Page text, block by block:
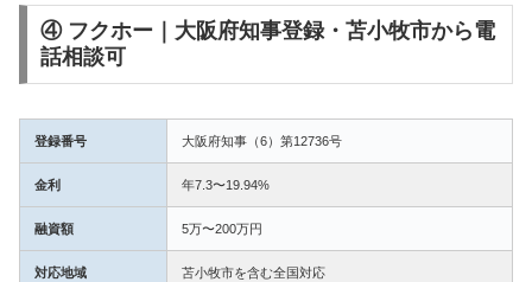
④ フクホー｜大阪府知事登録・苫小牧市から電
話相談可
登録番号 大阪府知事（6）第12736号
金利 年7.3〜19.94%
融資額 5万〜200万円
対応地域 苫小牧市を含む全国対応